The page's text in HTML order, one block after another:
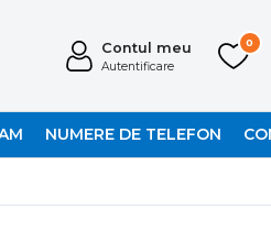
Contul meu
Autentificare
0
NUMERE DE TELEFON